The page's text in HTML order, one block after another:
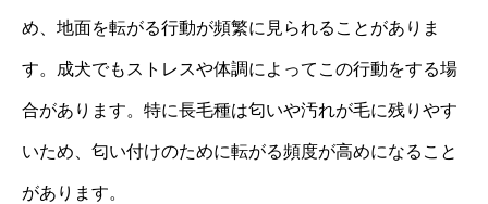
め、地面を転がる行動が頻繁に見られることがありま
す。成犬でもストレスや体調によってこの行動をする場
合があります。特に長毛種は匂いや汚れが毛に残りやす
いため、匂い付けのために転がる頻度が高めになること
があります。